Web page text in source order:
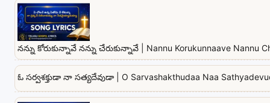
నన్ను కోరుకున్నావే నన్ను చేరుకున్నావే | Nannu Korukunnaave Nannu
ఓ సర్వశక్తుడా నా సత్యదేవుడా | O Sarvashakthudaa Naa